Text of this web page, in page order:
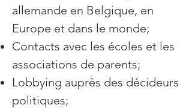
allemande en Belgique, en
Europe et dans le monde;
Contacts avec les écoles et les
associations de parents;
Lobbying auprès des décideurs
politiques;